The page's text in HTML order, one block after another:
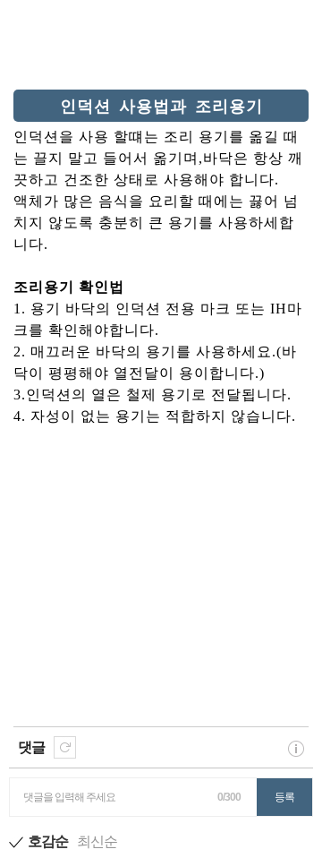
인덕션 사용법과 조리용기
인덕션을 사용 할떄는 조리 용기를 옮길 때
는 끌지 말고 들어서 옮기며,바닥은 항상 깨
끗하고 건조한 상태로 사용해야 합니다.
액체가 많은 음식을 요리할 때에는 끓어 넘
치지 않도록 충분히 큰 용기를 사용하세합
니다.
조리용기 확인법
1. 용기 바닥의 인덕션 전용 마크 또는 IH마
크를 확인해야합니다.
2. 매끄러운 바닥의 용기를 사용하세요.(바
닥이 평평해야 열전달이 용이합니다.)
3.인덕션의 열은 철제 용기로 전달됩니다.
4. 자성이 없는 용기는 적합하지 않습니다.
댓글
댓글을 입력해 주세요 0/300 등록
호감순 최신순